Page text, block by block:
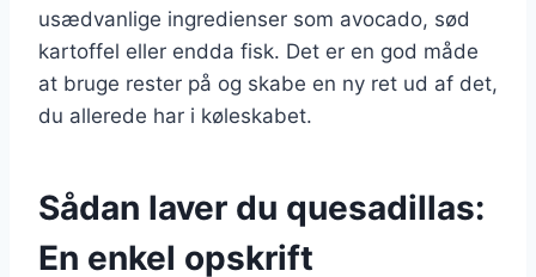
usædvanlige ingredienser som avocado, sød
kartoffel eller endda fisk. Det er en god måde
at bruge rester på og skabe en ny ret ud af det,
du allerede har i køleskabet.
Sådan laver du quesadillas:
En enkel opskrift